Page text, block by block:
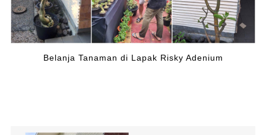
Belanja Tanaman di Lapak Risky Adenium